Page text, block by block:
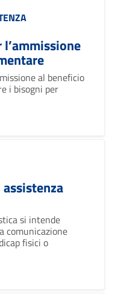
al beneficio
i bisogni per
si intende
comunicazione
fisici o
Come posso esserti utile?